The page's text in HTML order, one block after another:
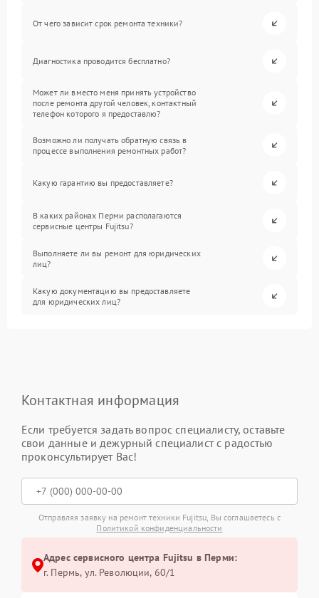
От чего зависит срок ремонта техники?
Диагностика проводится бесплатно?
Может ли вместо меня принять устройство
после ремонта другой человек, контактный
телефон которого я предоставлю?
Возможно ли получать обратную связь в
процессе выполнения ремонтных работ?
Какую гарантию вы предоставляете?
В каких районах Перми располагаются
сервисные центры Fujitsu?
Выполняете ли вы ремонт для юридических
лиц?
Какую документацию вы предоставляете
для юридических лиц?
Контактная информация
Если требуется задать вопрос специалисту, оставьте
свои данные и дежурный специалист с радостью
проконсультирует Вас!
Отправляя заявку на ремонт техники Fujitsu, Вы соглашаетесь с
Политикой конфиденциальности
Адрес сервисного центра Fujitsu в Перми:
г. Пермь, ул. ​Революции, 60/1